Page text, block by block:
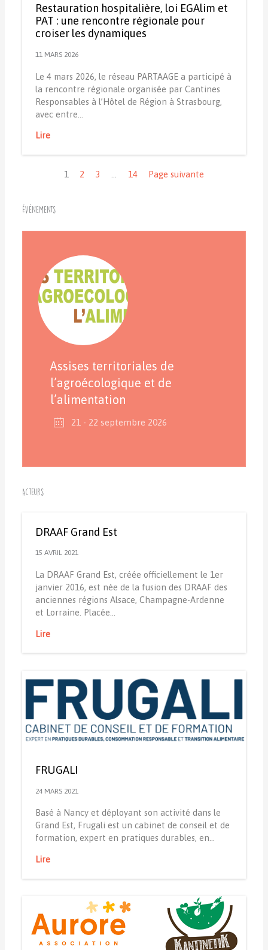
Restauration hospitalière, loi EGAlim et
PAT : une rencontre régionale pour
croiser les dynamiques
11 MARS 2026
Le 4 mars 2026, le réseau PARTAAGE a participé à
la rencontre régionale organisée par Cantines
Responsables à l’Hôtel de Région à Strasbourg,
avec entre…
Lire
1
2 3 14 Page suivante
Événements
Assises territoriales de
l’agroécologique et de
l’alimentation
21 - 22 septembre 2026
Acteurs
DRAAF Grand Est
15 AVRIL 2021
La DRAAF Grand Est, créée officiellement le 1er
janvier 2016, est née de la fusion des DRAAF des
anciennes régions Alsace, Champagne-Ardenne
et Lorraine. Placée…
Lire
FRUGALI
24 MARS 2021
Basé à Nancy et déployant son activité dans le
Grand Est, Frugali est un cabinet de conseil et de
formation, expert en pratiques durables, en…
Lire